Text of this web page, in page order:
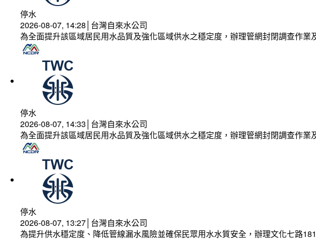
停水
2026-08-07, 14:28│台灣自來水公司
為全面提升該區域居民用水品質及強化區域供水之穩定度，辦理管網封閉調查作業
停水
2026-08-07, 14:33│台灣自來水公司
為全面提升該區域居民用水品質及強化區域供水之穩定度，辦理管網封閉調查作業
停水
2026-08-07, 13:27│台灣自來水公司
為提升供水穩定度、降低管線漏水風險並確保民眾用水水質安全，辦理文化七路